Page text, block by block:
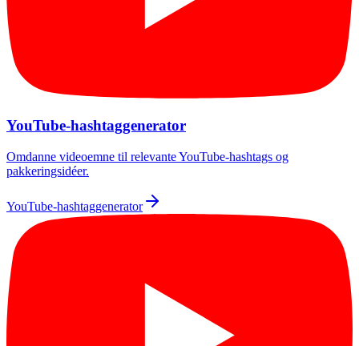
YouTube-hashtaggenerator
Omdanne videoemne til relevante YouTube-hashtags og
pakkeringsidéer.
YouTube-hashtaggenerator